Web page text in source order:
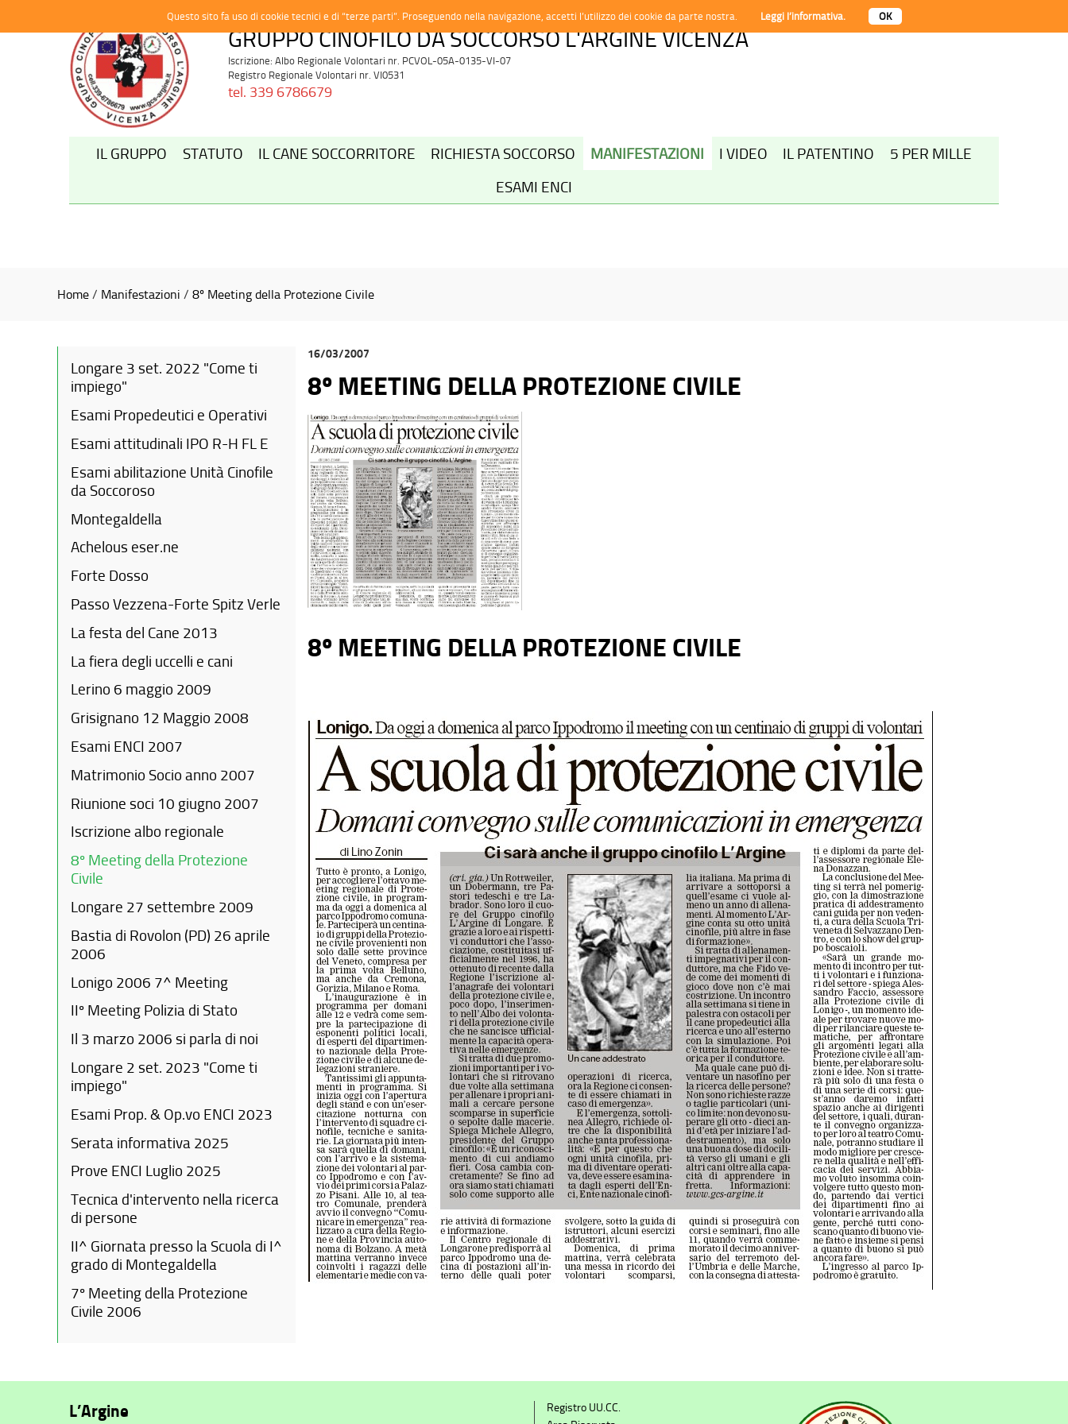
Questo sito fa uso di cookie tecnici e di “terze parti”. Proseguendo nella navigazione, accetti l’utilizzo dei cookie da parte nostra. Leggi l’informativa. OK
GRUPPO CINOFILO DA SOCCORSO L'ARGINE VICENZA
Iscrizione: Albo Regionale Volontari nr. PCVOL-05A-0135-VI-07
Registro Regionale Volontari nr. VI0531
tel. 339 6786679
IL GRUPPO STATUTO IL CANE SOCCORRITORE RICHIESTA SOCCORSO MANIFESTAZIONI I VIDEO IL PATENTINO
5 PER MILLE
ESAMI ENCI
Home / Manifestazioni / 8º Meeting della Protezione Civile
Longare 3 set. 2022 "Come ti
impiego"
Esami Propedeutici e Operativi
Esami attitudinali IPO R-H FL E
Esami abilitazione Unità Cinofile
da Soccoroso
Montegaldella
Achelous eser.ne
Forte Dosso
Passo Vezzena-Forte Spitz Verle
La festa del Cane 2013
La fiera degli uccelli e cani
Lerino 6 maggio 2009
Grisignano 12 Maggio 2008
Esami ENCI 2007
Matrimonio Socio anno 2007
Riunione soci 10 giugno 2007
Iscrizione albo regionale
8º Meeting della Protezione
Civile
Longare 27 settembre 2009
Bastia di Rovolon (PD) 26 aprile
2006
Lonigo 2006 7^ Meeting
IIº Meeting Polizia di Stato
Il 3 marzo 2006 si parla di noi
Longare 2 set. 2023 "Come ti
impiego"
Esami Prop. & Op.vo ENCI 2023
Serata informativa 2025
Prove ENCI Luglio 2025
Tecnica d'intervento nella ricerca
di persone
II^ Giornata presso la Scuola di I^
grado di Montegaldella
7º Meeting della Protezione
Civile 2006
16/03/2007
8º MEETING DELLA PROTEZIONE CIVILE
8º MEETING DELLA PROTEZIONE CIVILE
L’Argine
Registro UU.CC.